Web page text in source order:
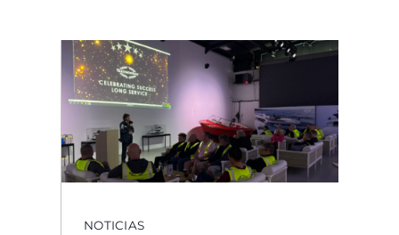
NOTICIAS
HONRANDO UN
LEGADO:
CELEBRANDO
ARTESANÍA EN